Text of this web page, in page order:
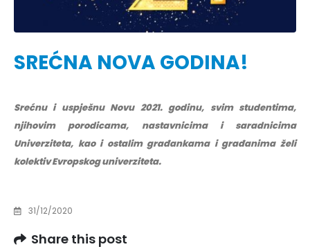
SREĆNA NOVA GODINA!
Srećnu i uspješnu Novu 2021. godinu, svim studentima,
njihovim porodicama, nastavnicima i saradnicima
Univerziteta, kao i ostalim građankama i građanima želi
kolektiv Evropskog univerziteta.
31/12/2020
Share this post